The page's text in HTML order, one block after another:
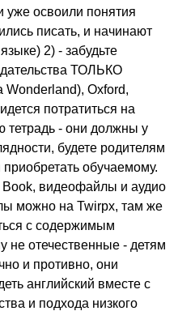
уже освоили понятия
писать, и начинают
2) - забудьте
ТОЛЬКО
Wonderland), Oxford,
потратиться на
тетрадь - они должны у
будете родителям
обучаемому.
Book, видеофайлы и аудио
можно на Twirpx, там же
с содержимым
не отечественные - детям
и противно, они
английский вместе с
и подхода низкого